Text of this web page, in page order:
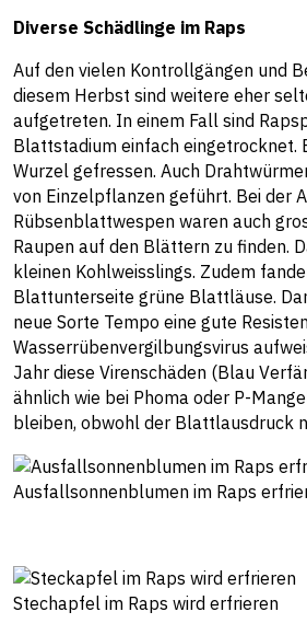
Diverse Schädlinge im Raps
Auf den vielen Kontrollgängen und
diesem Herbst sind weitere eher
aufgetreten. In einem Fall sind
Blattstadium einfach eingetrocknet.
Wurzel gefressen. Auch
von Einzelpflanzen geführt. Bei der
Rübsenblattwespen waren auch
Raupen auf den Blättern zu finden.
kleinen Kohlweisslings. Zudem
Blattunterseite grüne Blattläuse.
neue Sorte Tempo eine gute
Wasserrübenvergilbungsvirus
Jahr diese Virenschäden (Blau
ähnlich wie bei Phoma oder P-
bleiben, obwohl der Blattlausdruck
Ausfallsonnenblumen im Raps
Stechapfel im Raps wird erfrieren